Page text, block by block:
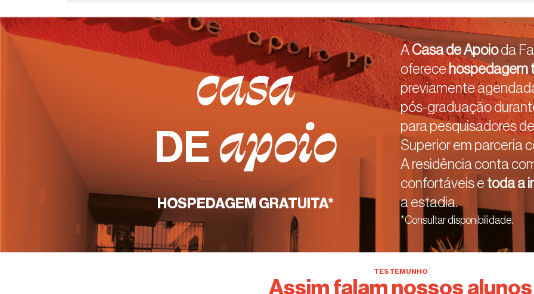
casa
DEapoio
HOSPEDAGEM GRATUITA*
ACasa de Apoioda
oferecehospedagem
previamente
pós-graduação
para pesquisadores
Superior em parceria
A residência conta
confortáveis e toda a
a estadia.
*Consultar disponibilidade.
TESTEMUNHO
Assim falam nossos alunos